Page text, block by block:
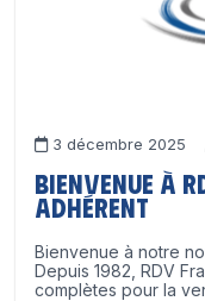
3 décembre 2025
Bienvenue à
adhérent
Bienvenue à notre
Depuis 1982, RDV
complètes pour la